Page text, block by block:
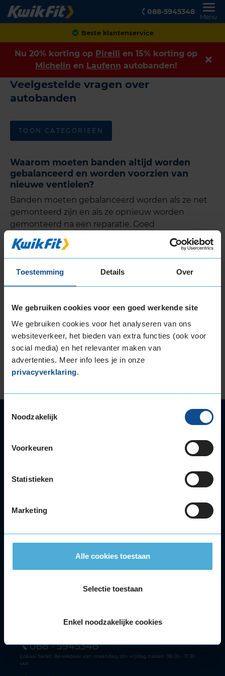
Toestemming Details Over
We gebruiken cookies voor een goed werkende site
We gebruiken cookies voor het analyseren van ons
websiteverkeer, het bieden van extra functies (ook voor
social media) en het relevanter maken van
advertenties. Meer info lees je in onze
privacyverklaring.
Noodzakelijk
Voorkeuren
Statistieken
Marketing
Alle cookies toestaan
Selectie toestaan
Enkel noodzakelijke cookies
088-5945348
Menu
Beste klantenservice
Nu 20% korting op Pirelli en 15% korting op
Michelin en Laufenn autobanden!
Veelgestelde vragen over
autobanden
TOON CATEGORIEËN
Waarom moeten banden altijd worden
gebalanceerd en worden voorzien van
nieuwe ventielen?
Banden moeten gebalanceerd worden als ze net
gemonteerd zijn en als ze opnieuw worden
gemonteerd na een reparatie. Goed
gebalanceerde banden zijn belangrijk voor je
rijcomfort en een lange levensduur van de
banden. Niet-gebalanceerde banden kunnen
trillingen veroorzaken, resulteren in vermoeidheid
van de bestuurder, voortijdige bandenslijtage en
auto.
Het ventiel zorgt voor de luchtdichtheid van de
band. Bij gebruik van de band neemt de kwaliteit
af door veroudering en uitdroging. Bij het
monteren van banden is het vervangen van de
Autoservice
Bandenwissel
Accu
Autoruitschade
Velgen
088 - 5945348
Lokaal tarief. Bereikbaar van maandag t/m vrijdag tussen 08.00 - 17.30
uur.